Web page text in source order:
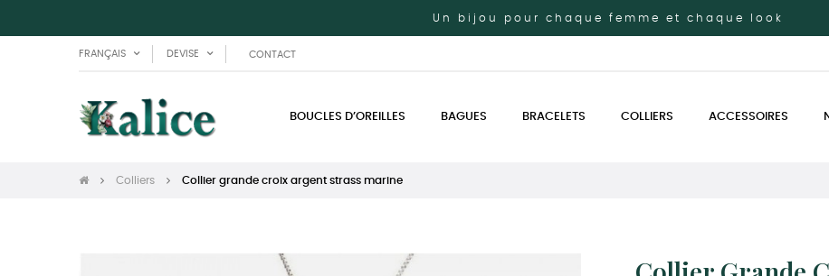
Un bijou pour chaque femme et chaque look
FRANÇAIS DEVISE CONTACT
BOUCLES D’OREILLES BAGUES BRACELETS COLLIERS ACCESSOIRES
Colliers Collier grande croix argent strass marine